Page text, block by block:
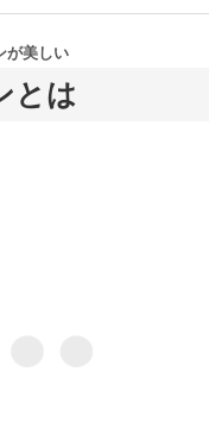
とは
が美しい